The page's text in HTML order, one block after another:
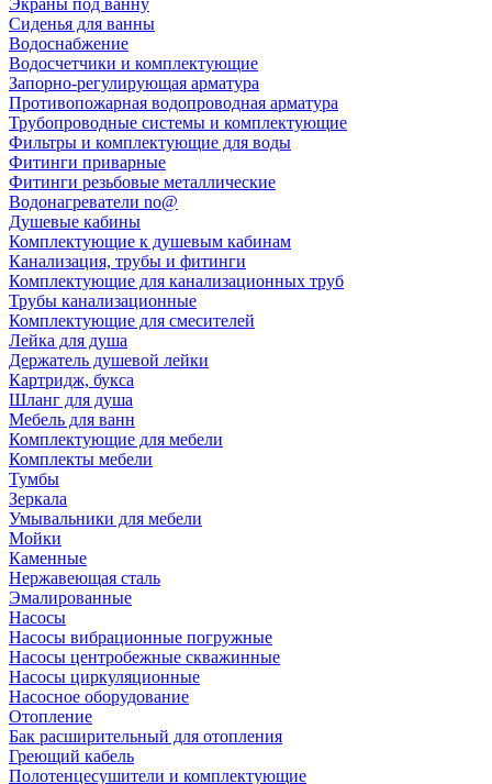
Экраны под ванну
Сиденья для ванны
Водоснабжение
Водосчетчики и комплектующие
Запорно-регулирующая арматура
Противопожарная водопроводная арматура
Трубопроводные системы и комплектующие
Фильтры и комплектующие для воды
Фитинги приварные
Фитинги резьбовые металлические
Водонагреватели no@
Душевые кабины
Комплектующие к душевым кабинам
Канализация, трубы и фитинги
Комплектующие для канализационных труб
Трубы канализационные
Комплектующие для смесителей
Лейка для душа
Держатель душевой лейки
Картридж, букса
Шланг для душа
Мебель для ванн
Комплектующие для мебели
Комплекты мебели
Тумбы
Зеркала
Умывальники для мебели
Мойки
Каменные
Нержавеющая сталь
Эмалированные
Насосы
Насосы вибрационные погружные
Насосы центробежные скважинные
Насосы циркуляционные
Насосное оборудование
Отопление
Бак расширительный для отопления
Греющий кабель
Полотенцесушители и комплектующие